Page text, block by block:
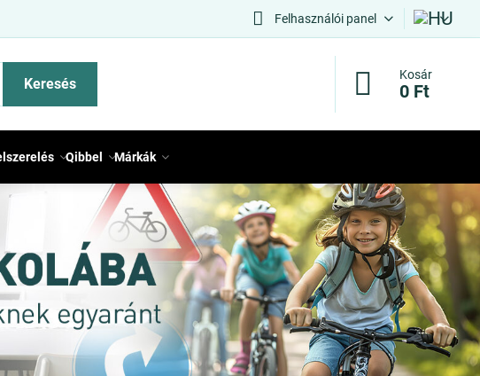
Felhasználói panel
Keresés
Kosár
0 Ft
Qibbel Márkák